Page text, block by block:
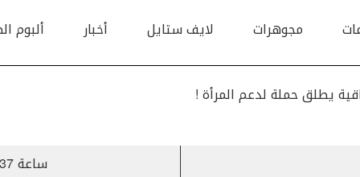
مجوهرات لايف ستايل أخبار ألبوم
ساعة Audemars Piguet’s Royal Oak 37 ببريق جليدي